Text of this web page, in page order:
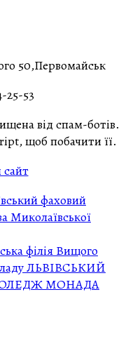
50,Первомайськ
25-53
від спам-ботів.
щоб побачити її.
сайт
фаховий
Миколаївської
філія Вищого
ЛЬВІВСЬКИЙ
МОНАДА